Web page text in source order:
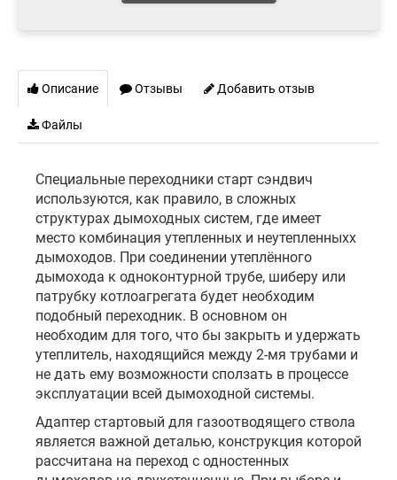
Описание Отзывы Добавить отзыв
Файлы
Специальные переходники старт сэндвич
используются, как правило, в сложных
структурах дымоходных систем, где имеет
место комбинация утепленных и неутепленныхх
дымоходов. При соединении утеплённого
дымохода к одноконтурной трубе, шиберу или
патрубку котлоагрегата будет необходим
подобный переходник. В основном он
необходим для того, что бы закрыть и удержать
утеплитель, находящийся между 2-мя трубами и
не дать ему возможности сползать в процессе
эксплуатации всей дымоходной системы.
Адаптер стартовый для газоотводящего ствола
является важной деталью, конструкция которой
рассчитана на переход с одностенных